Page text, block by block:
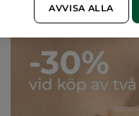
AVVISA ALLA